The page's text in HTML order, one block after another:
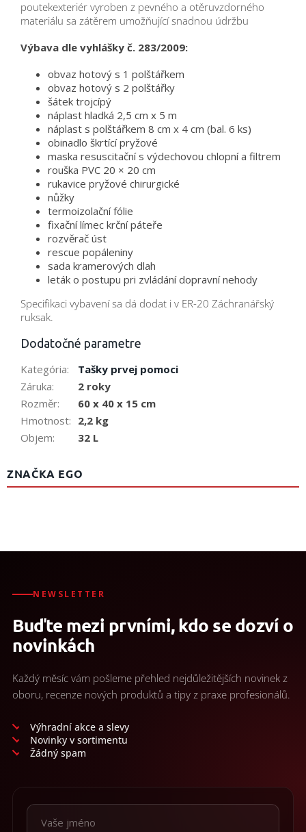
poutekexteriér vyroben z pevného a otěruvzdorného
materiálu sa zátěrem umožňující snadnou údržbu
Výbava dle vyhlášky č. 283/2009:
obvaz hotový s 1 polštářkem
obvaz hotový s 2 polštářky
šátek trojcípý
náplast hladká 2,5 cm x 5 m
náplast s polštářkem 8 cm x 4 cm (bal. 6 ks)
obinadlo škrtící pryžové
maska resuscitační s výdechovou chlopní a filtrem
rouška PVC 20 × 20 cm
rukavice pryžové chirurgické
nůžky
termoizolační fólie
fixační límec krční páteře
rozvěrač úst
rescue popáleniny
sada kramerových dlah
leták o postupu pri zvládání dopravní nehody
Specifikaci vybavení sa dá dodat i v ER-20 Záchranářský
ruksak.
Dodatočné parametre
Kategória:
Tašky prvej pomoci
Záruka:
2 roky
Rozměr:
60 x 40 x 15 cm
Hmotnost: 2,2 kg
Objem: 32 L
ZNAČKA EGO
NEWSLETTER
Buďte mezi prvními, kdo se dozví o
novinkách
Každý měsíc vám pošleme přehled nejdůležitějších novinek z
oboru, recenze nových produktů a tipy z praxe profesionálů.
Výhradní akce a slevy
Novinky v sortimentu
Žádný spam